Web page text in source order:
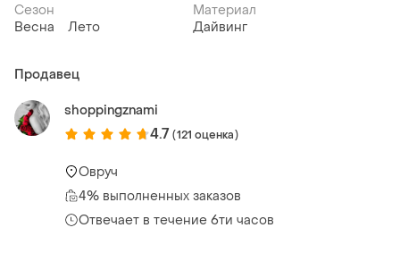
Сезон
Весна
Лето
Материал
Дайвинг
Продавец
shoppingznami
4.7 (121 оценка)
Овруч
4% выполненных заказов
Отвечает в течение 6ти часов